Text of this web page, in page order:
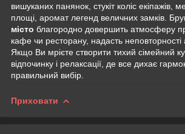
вишуканих панянок, стукіт коліс екіпажів,
площі, аромат легенд величних замків.
місто благородно довершить атмосферу
кафе чи ресторану, надасть неповторності
Якщо Ви мрієте створити тихий сімейний
відпочинку і релаксації, де все дихає
правильний вибір.
Приховати